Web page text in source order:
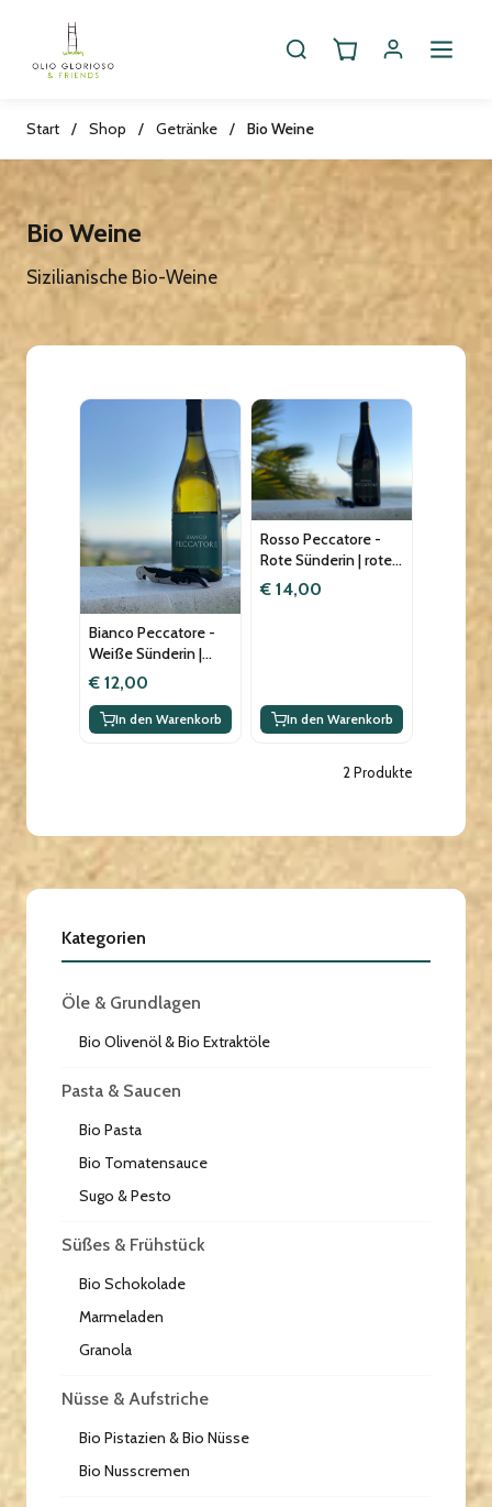
Start / Shop / Getränke / Bio Weine
Kategorien
Öle & Grundlagen
Bio Olivenöl & Bio Extraktöle
Pasta & Saucen
Bio Pasta
Bio Tomatensauce
Sugo & Pesto
Süßes & Frühstück
Bio Schokolade
Marmeladen
Granola
Nüsse & Aufstriche
Bio Pistazien & Bio Nüsse
Bio Nusscremen
Bio Weine
Sizilianische Bio-Weine
Bianco Peccatore -
Weiße Sünderin |
weißer Sünder
€ 12,00
In den Warenkorb
Rosso Peccatore -
Rote Sünderin | roter
Sünder
€ 14,00
In den Warenkorb
2 Produkte